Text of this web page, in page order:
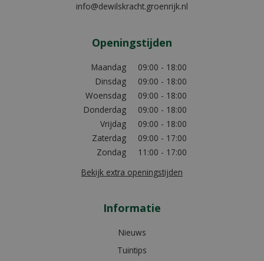
info@dewilskracht.groenrijk.nl
Openingstijden
Maandag
09:00 - 18:00
Dinsdag
09:00 - 18:00
Woensdag
09:00 - 18:00
Donderdag
09:00 - 18:00
Vrijdag
09:00 - 18:00
Zaterdag
09:00 - 17:00
Zondag
11:00 - 17:00
Bekijk extra openingstijden
Informatie
Nieuws
Tuintips